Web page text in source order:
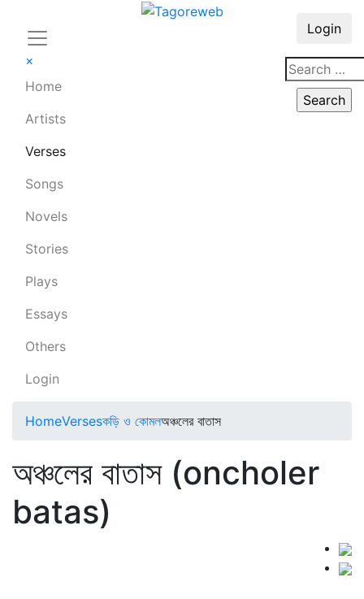
×
Home
Artists
Verses
Songs
Novels
Stories
Plays
Essays
Others
Login
Login
HomeVersesকড়ি ও কোমলঅঞ্চলের বাতাস
অঞ্চলের বাতাস (oncholer
batas)